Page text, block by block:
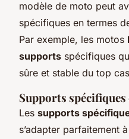
modèle de moto peut
spécifiques en termes
Par exemple, les motos
supports spécifiques
sûre et stable du top
Supports
Les supports
s’adapter parfaitement